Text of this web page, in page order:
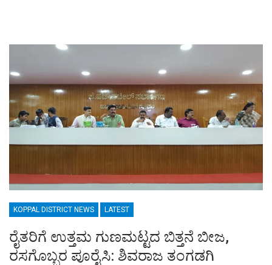
KOPPAL DISTRICT NEWS LATEST
ರೈತರಿಗೆ ಉತ್ತಮ ಗುಣಮಟ್ಟದ ಬಿತ್ತನೆ ಬೀಜ,
ರಸಗೊಬ್ಬರ ಪೂರೈಸಿ: ಶಿವರಾಜ ತಂಗಡಗಿ